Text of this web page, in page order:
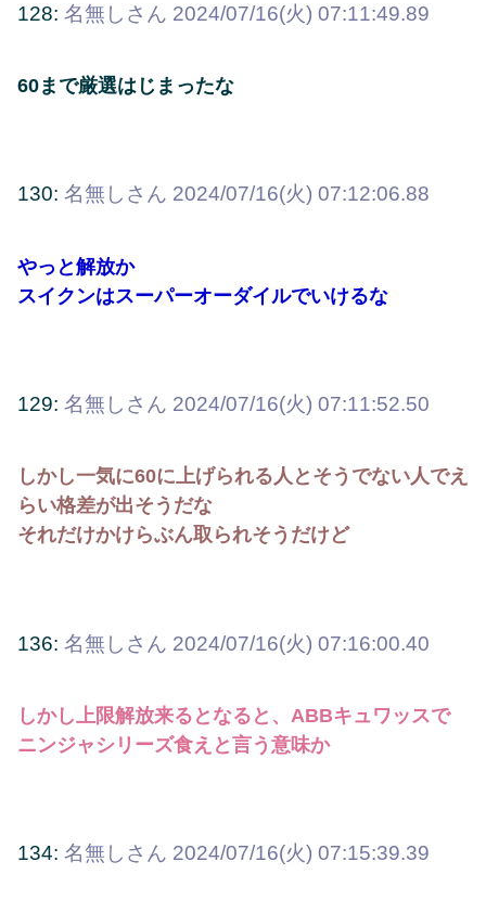
128: 名無しさん 2024/07/16(火) 07:11:49.89
60まで厳選はじまったな
130: 名無しさん 2024/07/16(火) 07:12:06.88
やっと解放か
スイクンはスーパーオーダイルでいけるな
129: 名無しさん 2024/07/16(火) 07:11:52.50
しかし一気に60に上げられる人とそうでない人でえ
らい格差が出そうだな
それだけかけらぶん取られそうだけど
136: 名無しさん 2024/07/16(火) 07:16:00.40
しかし上限解放来るとなると、ABBキュワッスで
ニンジャシリーズ食えと言う意味か
134: 名無しさん 2024/07/16(火) 07:15:39.39